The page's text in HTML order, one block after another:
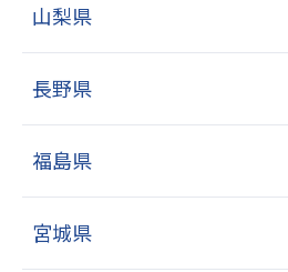
山梨県
長野県
福島県
宮城県